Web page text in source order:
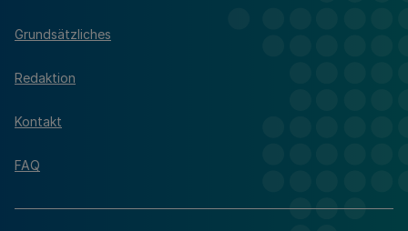
Grundsätzliches
Redaktion
Kontakt
FAQ